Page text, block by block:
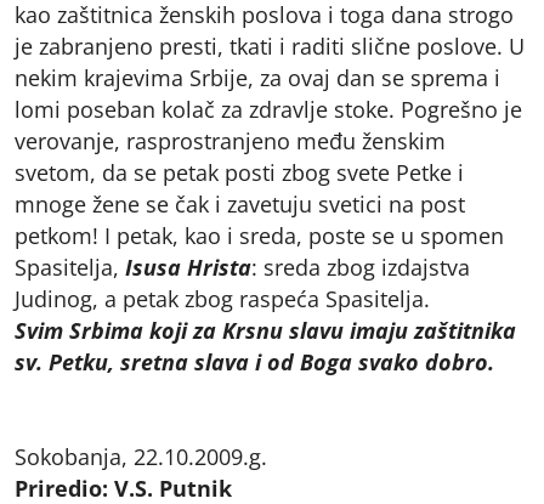
kao zaštitnica ženskih poslova i toga dana strogo
je zabranjeno presti, tkati i raditi slične poslove. U
nekim krajevima Srbije, za ovaj dan se sprema i
lomi poseban kolač za zdravlje stoke. Pogrešno je
verovanje, rasprostranjeno među ženskim
svetom, da se petak posti zbog svete Petke i
mnoge žene se čak i zavetuju svetici na post
petkom! I petak, kao i sreda, poste se u spomen
Spasitelja, Isusa Hrista: sreda zbog izdajstva
Judinog, a petak zbog raspeća Spasitelja.
Svim Srbima koji za Krsnu slavu imaju zaštitnika
sv. Petku, sretna slava i od Boga svako dobro.
Sokobanja, 22.10.2009.g.
Priredio: V.S. Putnik